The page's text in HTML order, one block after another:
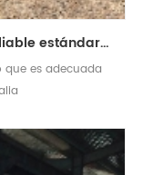
australia casa de contenedor ampliable estándar con baño
es adecuada